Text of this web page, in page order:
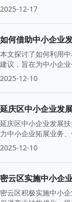
2025-12-17
如何借助中小企业
本文探讨了如何利用
建议，旨在为中小企
2025-12-10
延庆区中小企业发
延庆区中小企业发展
力中小企业拓展业务
量。
2025-12-10
密云区实施中小企
密云区积极实施中小